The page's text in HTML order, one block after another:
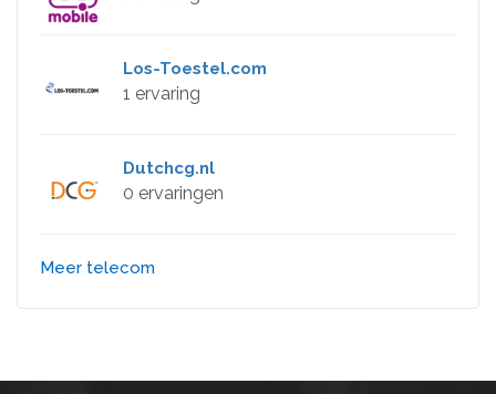
Los-Toestel.com
1 ervaring
Dutchcg.nl
0 ervaringen
Meer telecom